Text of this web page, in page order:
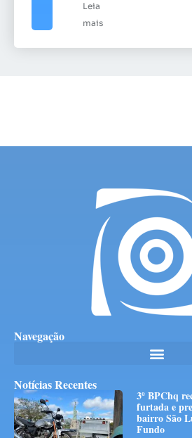
Leia
mais
Navegação
Notícias Recentes
3º BPChq
furtada e
bairro São
Fundo